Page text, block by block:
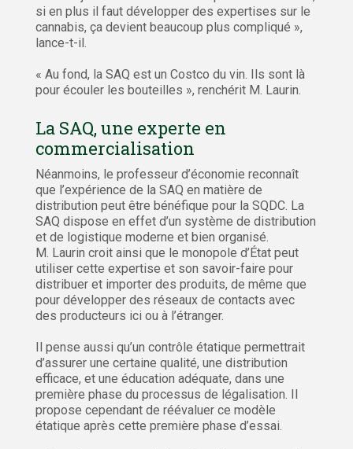
si en plus il faut développer des expertises sur le
cannabis, ça devient beaucoup plus compliqué »,
lance-t-il.
« Au fond, la SAQ est un Costco du vin. Ils sont là
pour écouler les bouteilles », renchérit M. Laurin.
La SAQ, une experte en
commercialisation
Néanmoins, le professeur d’économie reconnaît
que l’expérience de la SAQ en matière de
distribution peut être bénéfique pour la SQDC. La
SAQ dispose en effet d’un système de distribution
et de logistique moderne et bien organisé.
M. Laurin croit ainsi que le monopole d’État peut
utiliser cette expertise et son savoir-faire pour
distribuer et importer des produits, de même que
pour développer des réseaux de contacts avec
des producteurs ici ou à l’étranger.
Il pense aussi qu’un contrôle étatique permettrait
d’assurer une certaine qualité, une distribution
efficace, et une éducation adéquate, dans une
première phase du processus de légalisation. Il
propose cependant de réévaluer ce modèle
étatique après cette première phase d’essai.